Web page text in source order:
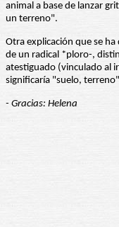
animal a base de lanzar
un terreno".
Otra explicación que se
de un radical *ploro-,
atestiguado (vinculado al
significaría "suelo,
- Gracias: Helena